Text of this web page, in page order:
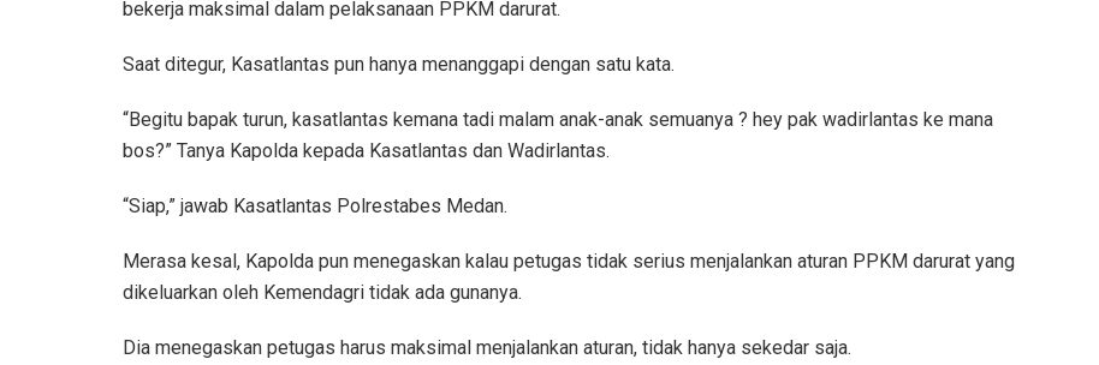
bekerja maksimal dalam pelaksanaan PPKM darurat.
Saat ditegur, Kasatlantas pun hanya menanggapi dengan satu kata.
“Begitu bapak turun, kasatlantas kemana tadi malam anak-anak semuanya ? hey pak wadirlantas ke mana
bos?” Tanya Kapolda kepada Kasatlantas dan Wadirlantas.
“Siap,” jawab Kasatlantas Polrestabes Medan.
Merasa kesal, Kapolda pun menegaskan kalau petugas tidak serius menjalankan aturan PPKM darurat yang
dikeluarkan oleh Kemendagri tidak ada gunanya.
Dia menegaskan petugas harus maksimal menjalankan aturan, tidak hanya sekedar saja.